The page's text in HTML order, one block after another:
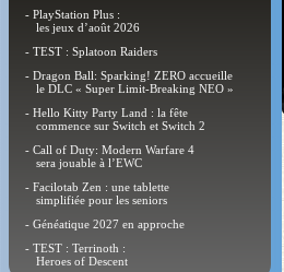
- PlayStation Plus :
les jeux d’août 2026
- TEST : Splatoon Raiders
- Dragon Ball: Sparking! ZERO accueille
le DLC « Super Limit-Breaking NEO »
- Hello Kitty Party Land : la fête
commence sur Switch et Switch 2
- Call of Duty: Modern Warfare 4
sera jouable à l’EWC
- Facilotab Zen : une tablette
simplifiée pour les seniors
- Généatique 2027 en approche
- TEST : Terrinoth :
Heroes of Descent